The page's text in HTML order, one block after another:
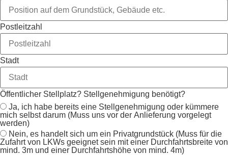
Postleitzahl
Stadt
Öffentlicher Stellplatz? Stellgenehmigung benötigt?
Ja, ich habe bereits eine Stellgenehmigung oder kümmere
mich selbst darum (Muss uns vor der Anlieferung vorgelegt
werden)
Nein, es handelt sich um ein Privatgrundstück (Muss für die
Zufahrt von LKWs geeignet sein mit einer Durchfahrtsbreite von
mind. 3m und einer Durchfahrtshöhe von mind. 4m)